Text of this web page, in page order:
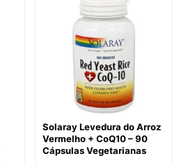
Solaray Levedura do Arroz
Vermelho + CoQ10 – 90
Cápsulas Vegetarianas